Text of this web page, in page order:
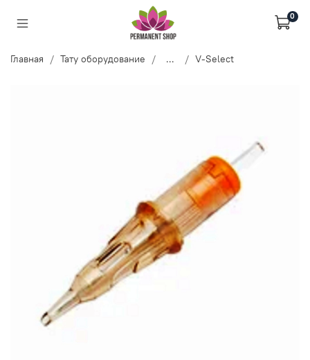
0
Главная Тату оборудование ... V-Select